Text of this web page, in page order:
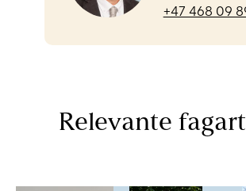
+47 468 09
Relevante